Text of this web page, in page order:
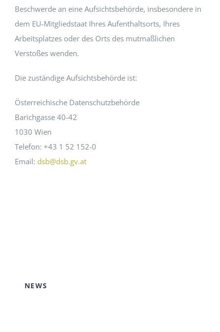
Beschwerde an eine Aufsichtsbehörde, insbesondere in
dem EU-Mitgliedstaat Ihres Aufenthaltsorts, Ihres
Arbeitsplatzes oder des Orts des mutmaßlichen
Verstoßes wenden.
Die zuständige Aufsichtsbehörde ist:
Österreichische Datenschutzbehörde
Barichgasse 40-42
1030 Wien
Telefon: +43 1 52 152-0
Email: dsb@dsb.gv.at
NEWS